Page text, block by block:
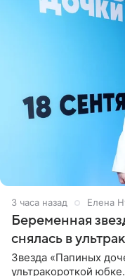
3 часа назад Елена
Беременная
снялась в
Звезда «Папиных
ультракороткой